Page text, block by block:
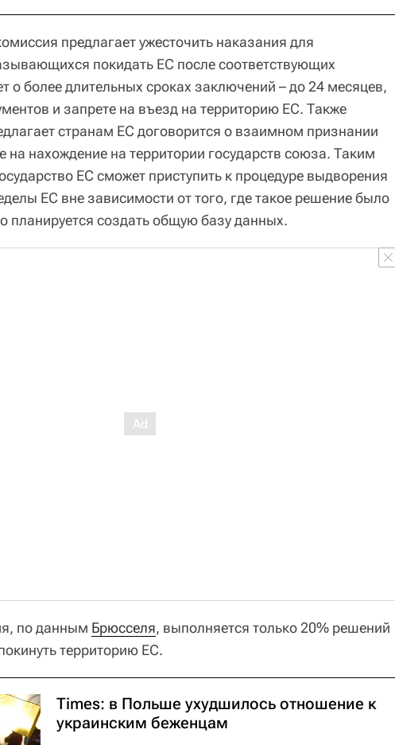
предлагает ужесточить наказания для
покидать ЕС после соответствующих
о более длительных сроках заключений – до 24 месяцев,
и запрете на въезд на территорию ЕС. Также
странам ЕС договорится о взаимном признании
на нахождение на территории государств союза. Таким
ЕС сможет приступить к процедуре выдворения
ЕС вне зависимости от того, где такое решение было
планируется создать общую базу данных.
по данным Брюсселя, выполняется только 20% решений
территорию ЕС.
Times: в Польше ухудшилось отношение к
украинским беженцам